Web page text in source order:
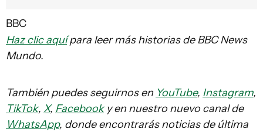
BBC
Haz clic aquípara leer más historias de BBC News
Mundo.
También puedes seguirnos en YouTube, Instagram,
TikTok, X, Facebooky en nuestro nuevo canal de
WhatsApp, donde encontrarás noticias de última